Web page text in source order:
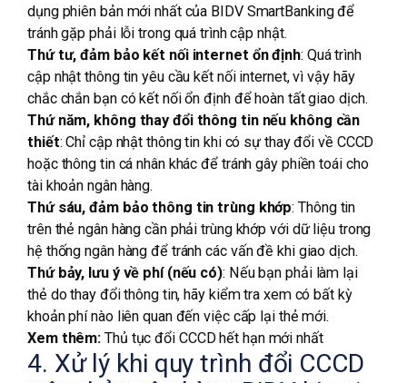
dụng phiên bản mới nhất của BIDV SmartBanking để
tránh gặp phải lỗi trong quá trình cập nhật.
Thứ tư, đảm bảo kết nối internet ổn định: Quá trình
cập nhật thông tin yêu cầu kết nối internet, vì vậy hãy
chắc chắn bạn có kết nối ổn định để hoàn tất giao dịch.
Thứ năm, không thay đổi thông tin nếu không cần
thiết: Chỉ cập nhật thông tin khi có sự thay đổi về CCCD
hoặc thông tin cá nhân khác để tránh gây phiền toái cho
tài khoản ngân hàng.
Thứ sáu, đảm bảo thông tin trùng khớp: Thông tin
trên thẻ ngân hàng cần phải trùng khớp với dữ liệu trong
hệ thống ngân hàng để tránh các vấn đề khi giao dịch.
Thứ bảy, lưu ý về phí (nếu có): Nếu bạn phải làm lại
thẻ do thay đổi thông tin, hãy kiểm tra xem có bất kỳ
khoản phí nào liên quan đến việc cấp lại thẻ mới.
Xem thêm: Thủ tục đổi CCCD hết hạn mới nhất
4. Xử lý khi quy trình đổi CCCD